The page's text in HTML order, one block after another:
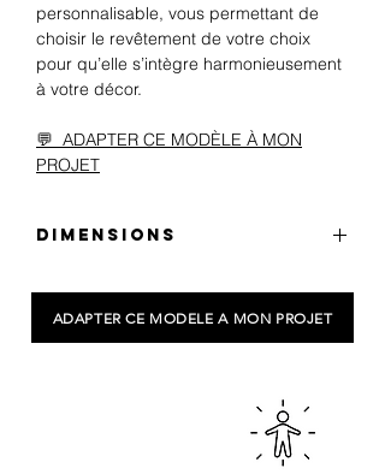
personnalisable, vous permettant de
choisir le revêtement de votre choix
pour qu’elle s’intègre harmonieusement
à votre décor.
💬 ADAPTER CE MODÈLE À MON
PROJET
DIMENSIONS
Hauteur: 86 cm
ADAPTER CE MODELE A MON PROJET